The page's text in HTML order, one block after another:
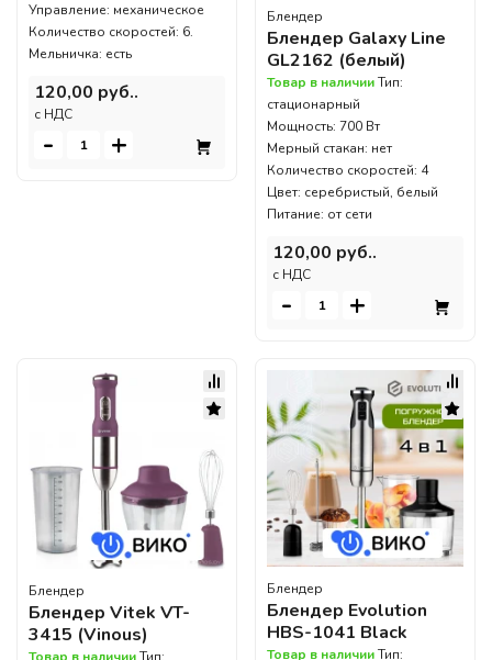
Управление: механическое
Количество скоростей: 6.
Мельничка: есть
120,00 руб..
c НДС
- +
Блендер
Блендер Galaxy Line
GL2162 (белый)
Товар в наличииТип:
стационарный
Мощность: 700 Вт
Мерный стакан: нет
Количество скоростей: 4
Цвет: серебристый, белый
Питание: от сети
120,00 руб..
c НДС
- +
Блендер
Блендер Vitek VT-
3415 (Vinous)
Товар в наличииТип:
Блендер
Блендер Evolution
HBS-1041 Black
Товар в наличииТип: